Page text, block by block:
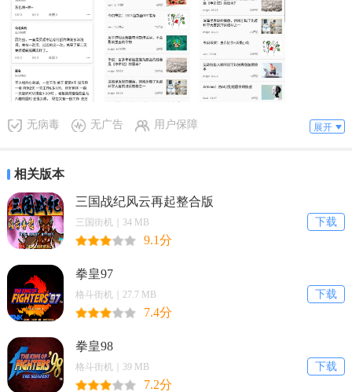
无病毒 无广告 用户保障 展开
相关版本
三国战纪风云再起整合版
下载
三国街机｜34 MB
9.1分
拳皇97
下载
格斗街机｜27.7 MB
7.4分
拳皇98
下载
格斗街机｜39 MB
7.2分